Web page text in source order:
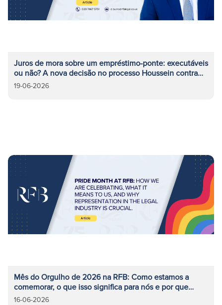
Juros de mora sobre um empréstimo-ponte: executáveis
ou não? A nova decisão no processo Houssein contra
London Credit Ltd
19-06-2026
Mês do Orgulho de 2026 na RFB: Como estamos a
comemorar, o que isso significa para nós e por que
razão a representatividade no setor jurídico é
16-06-2026